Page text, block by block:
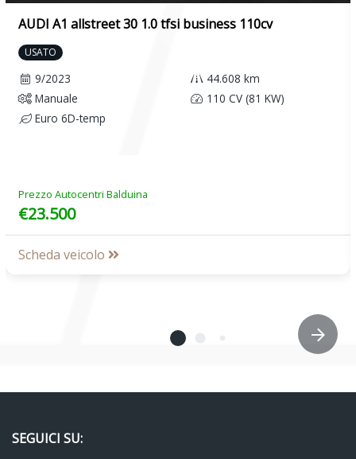
AUDI A1 allstreet 30 1.0 tfsi business 110cv
USATO
9/2023
44.608 km
Manuale
110 CV (81 KW)
Euro 6D-temp
Prezzo Autocentri Balduina
€23.500
Scheda veicolo
SEGUICI SU: